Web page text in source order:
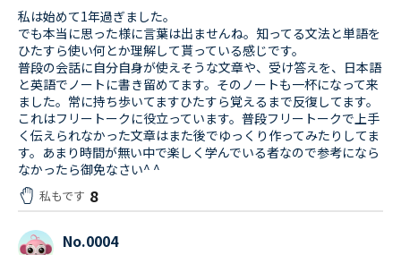
私は始めて1年過ぎました。
でも本当に思った様に言葉は出ませんね。知ってる文法と単語を
ひたすら使い何とか理解して貰っている感じです。
普段の会話に自分自身が使えそうな文章や、受け答えを、日本語
と英語でノートに書き留めてます。そのノートも一杯になって来
ました。常に持ち歩いてますひたすら覚えるまで反復してます。
これはフリートークに役立っています。普段フリートークで上手
く伝えられなかった文章はまた後でゆっくり作ってみたりしてま
す。あまり時間が無い中で楽しく学んでいる者なので参考になら
なかったら御免なさい^ ^
私もです 8
No.0004